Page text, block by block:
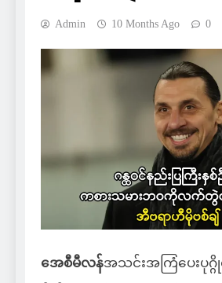
Admin 10 Months Ago 0
အေစီမီလန်အသင်းအကြံပေးပုဂ္